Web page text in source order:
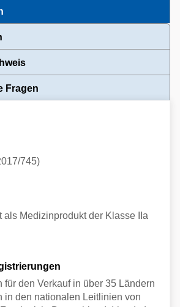
Fragen
745)
als Medizinprodukt der Klasse IIa
Zugelassen für den Verkauf in über 35 Ländern
in den nationalen Leitlinien von